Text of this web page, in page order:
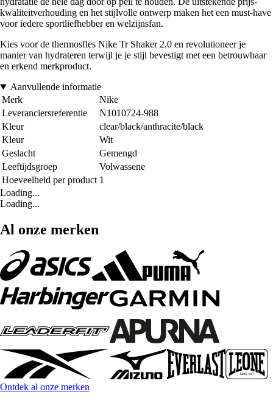
kwaliteitverhouding en het stijlvolle ontwerp maken het een must-have
voor iedere sportliefhebber en welzijnsfan.
Kies voor de thermosfles Nike Tr Shaker 2.0 en revolutioneer je
manier van hydrateren terwijl je je stijl bevestigt met een betrouwbaar
en erkend merkproduct.
Aanvullende informatie
Merk
Nike
Leveranciersreferentie
N1010724-988
Kleur
clear/black/anthracite/black
Kleur
Wit
Geslacht
Gemengd
Leeftijdsgroep
Volwassene
Hoeveelheid per product 1
Loading...
Loading...
Al onze merken
Ontdek al onze merken